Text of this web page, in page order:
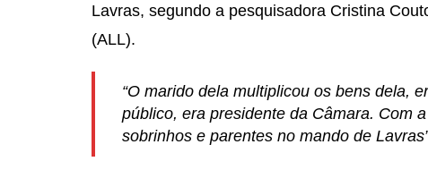
Lavras, segundo a pesquisadora Cristina
(ALL).
“O marido dela multiplicou os bens dela,
público, era presidente da Câmara. Com
sobrinhos e parentes no mando de